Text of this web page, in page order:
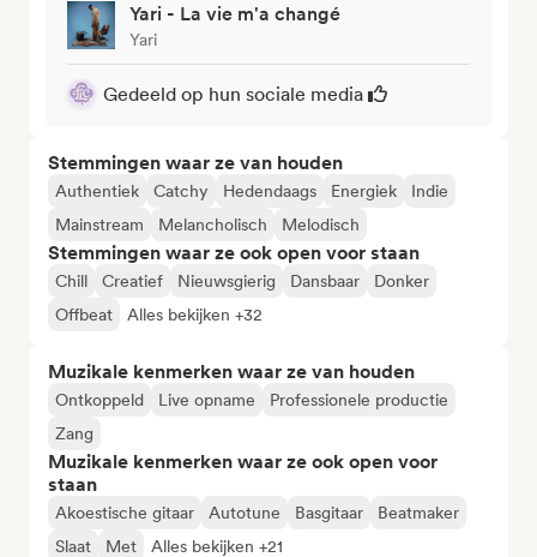
Yari - La vie m'a changé
Yari
Gedeeld op hun sociale media
Stemmingen waar ze van houden
Authentiek Catchy Hedendaags Energiek
Indie
Mainstream
Melancholisch Melodisch
Stemmingen waar ze ook open voor staan
Chill Creatief Nieuwsgierig Dansbaar
Donker
Offbeat
Alles bekijken +32
Muzikale kenmerken waar ze van houden
Ontkoppeld Live opname
Professionele productie
Zang
Muzikale kenmerken waar ze ook open voor
staan
Akoestische gitaar Autotune Basgitaar
Beatmaker
Slaat
Met Alles bekijken +21